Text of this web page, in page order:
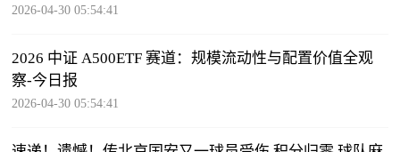
2026-04-30 05:54:41
2026 中证 A500ETF 赛道：规模流动性与配置价值全观
察-今日报
2026-04-30 05:54:41